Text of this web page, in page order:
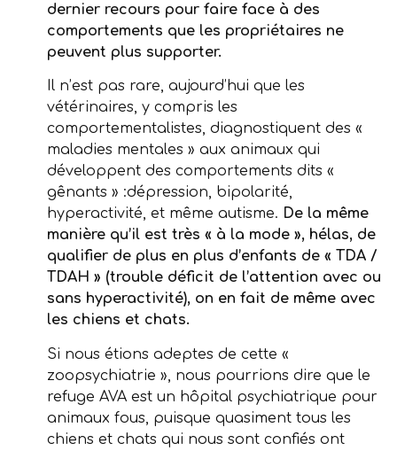
dernier recours pour faire face à des
comportements que les propriétaires ne
peuvent plus supporter.
Il n’est pas rare, aujourd’hui que les
vétérinaires, y compris les
comportementalistes, diagnostiquent des «
maladies mentales » aux animaux qui
développent des comportements dits «
gênants » :dépression, bipolarité,
hyperactivité, et même autisme. De la même
manière qu’il est très « à la mode », hélas, de
qualifier de plus en plus d’enfants de « TDA /
TDAH » (trouble déficit de l’attention avec ou
sans hyperactivité), on en fait de même avec
les chiens et chats.
Si nous étions adeptes de cette «
zoopsychiatrie », nous pourrions dire que le
refuge AVA est un hôpital psychiatrique pour
animaux fous, puisque quasiment tous les
chiens et chats qui nous sont confiés ont